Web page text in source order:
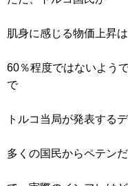
肌身に感じる物価上昇は
60％程度ではないよう
で
トルコ当局が発表する
多くの国民からペテン